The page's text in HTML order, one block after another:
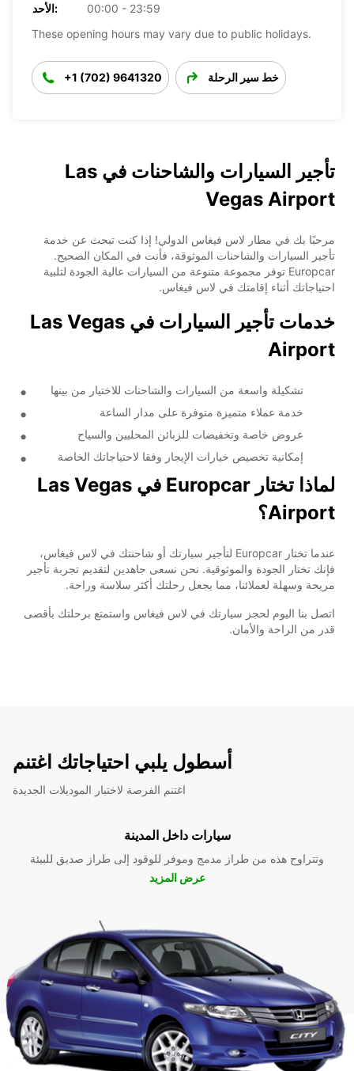
الأحد:
00:00 - 23:59
These opening hours may vary due to public holidays.
+1 (702) 9641320 خط سير الرحلة
تأجير السيارات والشاحنات في Las
Vegas Airport
مرحبًا بك في مطار لاس فيغاس الدولي! إذا كنت تبحث عن خدمة
تأجير السيارات والشاحنات الموثوقة، فأنت في المكان الصحيح.
Europcar توفر مجموعة متنوعة من السيارات عالية الجودة لتلبية
احتياجاتك أثناء إقامتك في لاس فيغاس.
خدمات تأجير السيارات في Las Vegas
Airport
تشكيلة واسعة من السيارات والشاحنات للاختيار من بينها
خدمة عملاء متميزة متوفرة على مدار الساعة
عروض خاصة وتخفيضات للزبائن المحليين والسياح
إمكانية تخصيص خيارات الإيجار وفقا لاحتياجاتك الخاصة
لماذا تختار Europcar في Las Vegas
Airport؟
عندما تختار Europcar لتأجير سيارتك أو شاحنتك في لاس فيغاس،
فإنك تختار الجودة والموثوقية. نحن نسعى جاهدين لتقديم تجربة تأجير
مريحة وسهلة لعملائنا، مما يجعل رحلتك أكثر سلاسة وراحة.
اتصل بنا اليوم لحجز سيارتك في لاس فيغاس واستمتع برحلتك بأقصى
قدر من الراحة والأمان.
أسطول يلبي احتياجاتك اغتنم
اغتنم الفرصة لاختبار الموديلات الجديدة
سيارات داخل المدينة
وتتراوح هذه من طراز مدمج وموفر للوقود إلى طراز صديق للبيئة
عرض المزيد